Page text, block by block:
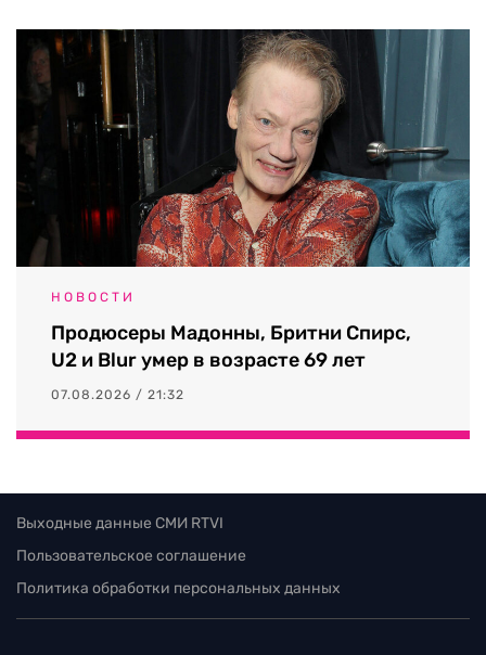
НОВОСТИ
Продюсеры Мадонны, Бритни Спирс,
U2 и Blur умер в возрасте 69 лет
07.08.2026 / 21:32
Выходные данные СМИ RTVI
Пользовательское соглашение
Политика обработки персональных данных